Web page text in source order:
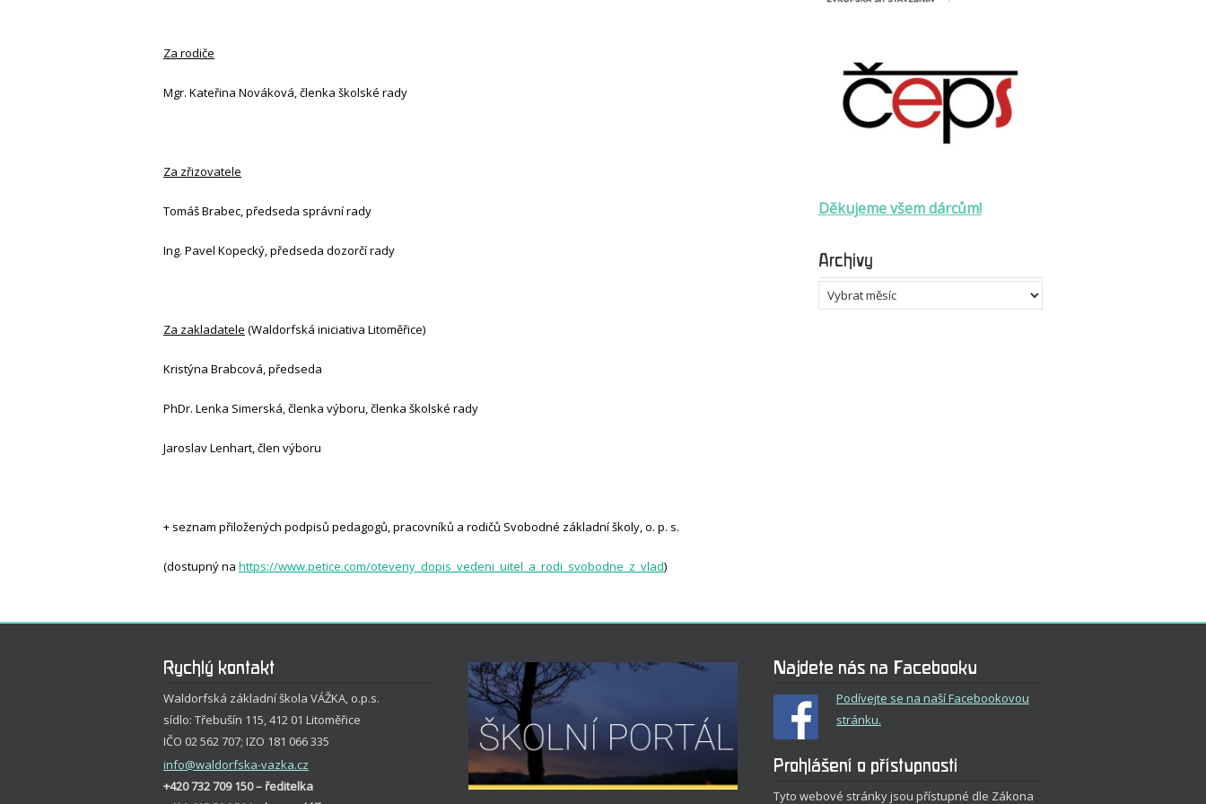
Za rodiče
Mgr. Kateřina Nováková, členka školské rady
Za zřizovatele
Tomáš Brabec, předseda správní rady
Ing. Pavel Kopecký, předseda dozorčí rady
Za zakladatele (Waldorfská iniciativa Litoměřice)
Kristýna Brabcová, předseda
PhDr. Lenka Simerská, členka výboru, členka školské rady
Jaroslav Lenhart, člen výboru
+ seznam přiložených podpisů pedagogů, pracovníků a rodičů Svobodné základní školy, o. p. s.
(dostupný na https://www.petice.com/oteveny_dopis_vedeni_uitel_a_rodi_svobodne_z_vlad)
Děkujeme všem dárcům!
Archivy
Archivy
Rychlý kontakt
Waldorfská základní škola VÁŽKA, o.p.s.
sídlo: Třebušín 115, 412 01 Litoměřice
IČO 02 562 707; IZO 181 066 335
info@waldorfska-vazka.cz
+420 732 709 150 – ředitelka
Najdete nás na Facebooku
Podívejte se na naší Facebookovou
stránku.
Prohlášení o přístupnosti
Tyto webové stránky jsou přístupné dle Zákona